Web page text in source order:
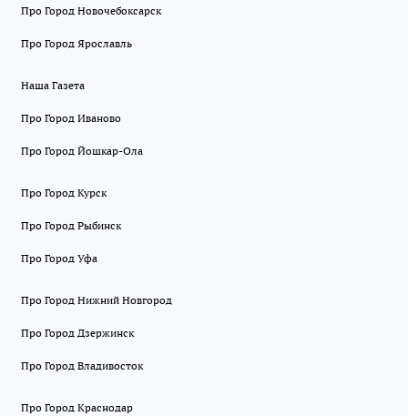
Про Город Новочебоксарск
Про Город Ярославль
Наша Газета
Про Город Иваново
Про Город Йошкар-Ола
Про Город Курск
Про Город Рыбинск
Про Город Уфа
Про Город Нижний Новгород
Про Город Дзержинск
Про Город Владивосток
Про Город Краснодар